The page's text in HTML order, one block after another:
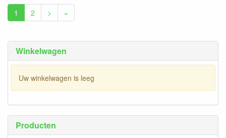
Winkelwagen
Uw winkelwagen is leeg
Producten
1 2 > »